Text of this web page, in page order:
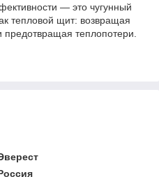
— это чугунный
тепловой щит: возвращая
теплопотери.